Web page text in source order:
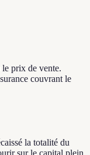
prix de vente.
couvrant le
la totalité du